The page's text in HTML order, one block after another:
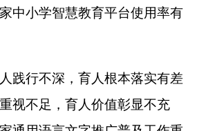
动各级各类学校规范执
效。要建强骨干队伍，加
识等关键内容，着力打造政
精湛、治校有方的专业化
建设 ，以提升组织力为核